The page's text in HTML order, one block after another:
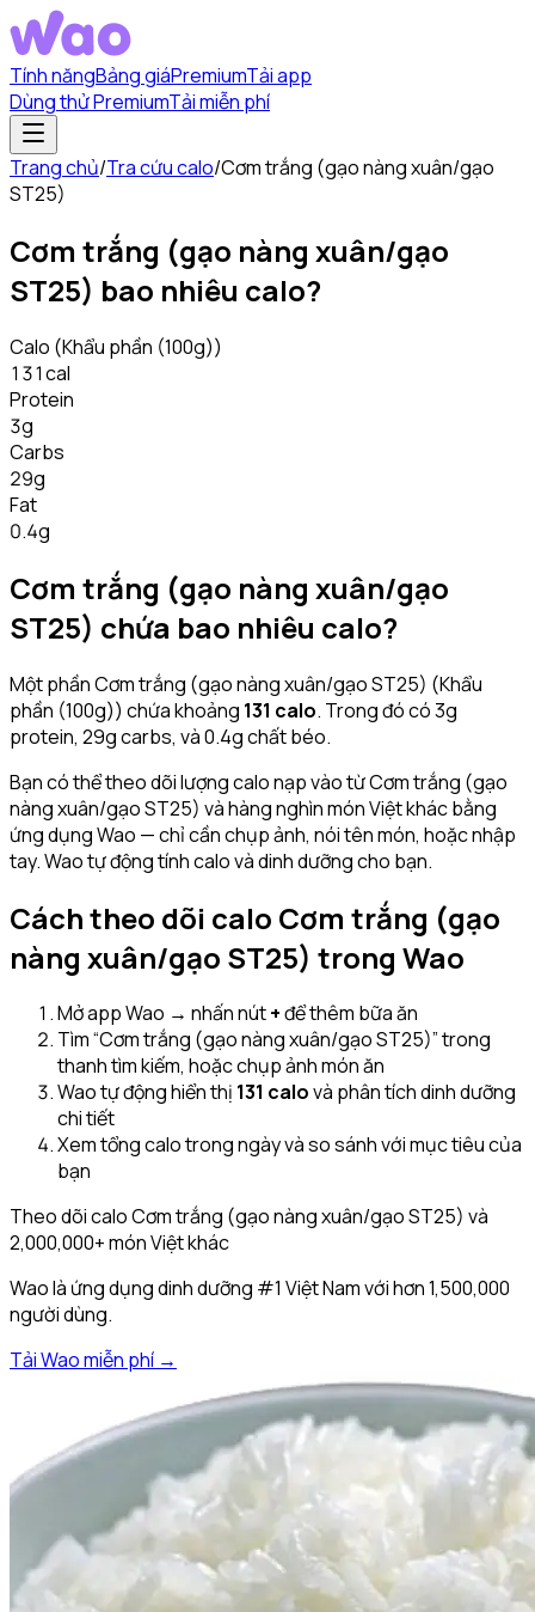
Tính năngBảng giáPremiumTải app
Dùng thử PremiumTải miễn phí
Trang chủ/Tra cứu calo/Cơm trắng (gạo nàng xuân/gạo
ST25)
Cơm trắng (gạo nàng xuân/gạo
ST25) bao nhiêu calo?
Calo (Khẩu phần (100g))
131cal
Protein
3g
Carbs
29g
Fat
0.4g
Cơm trắng (gạo nàng xuân/gạo
ST25) chứa bao nhiêu calo?
Một phầnCơm trắng (gạo nàng xuân/gạo ST25) (Khẩu
phần (100g)) chứa khoảng 131 calo. Trong đó có 3g
protein, 29g carbs, và 0.4g chất béo.
Bạn có thể theo dõi lượng calo nạp vào từCơm trắng (gạo
nàng xuân/gạo ST25) và hàng nghìn món Việt khác bằng
ứng dụng Wao — chỉ cần chụp ảnh, nói tên món, hoặc nhập
tay. Wao tự động tính calo và dinh dưỡng cho bạn.
Cách theo dõi calo Cơm trắng (gạo
nàng xuân/gạo ST25) trong Wao
Mở app Wao → nhấn nút+để thêm bữa ăn
Tìm “Cơm trắng (gạo nàng xuân/gạo ST25)” trong
thanh tìm kiếm, hoặc chụp ảnh món ăn
Wao tự động hiển thị 131 calovà phân tích dinh dưỡng
chi tiết
Xem tổng calo trong ngày và so sánh với mục tiêu của
bạn
Theo dõi caloCơm trắng (gạo nàng xuân/gạo ST25) và
2,000,000+ món Việt khác
Wao là ứng dụng dinh dưỡng #1 Việt Nam với hơn 1,500,000
người dùng.
Tải Wao miễn phí →